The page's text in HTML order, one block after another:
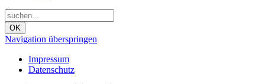
OK
Navigation überspringen
Impressum
Datenschutz